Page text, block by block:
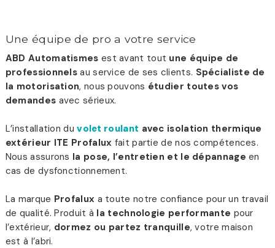
Une équipe de pro a votre service
ABD Automatismes est avant tout une équipe de
professionnelsau service de ses clients. Spécialiste de
la motorisation, nous pouvons étudier toutes vos
demandes avec sérieux.
L’installation du volet roulant avec isolation thermique
extérieur ITE Profalux fait partie de nos compétences.
Nous assurons la pose, l’entretien et le dépannage en
cas de dysfonctionnement.
La marque Profalux a toute notre confiance pour un travail
de qualité. Produit à la technologie performante pour
l’extérieur, dormez ou partez tranquille, votre maison
est à l’abri.